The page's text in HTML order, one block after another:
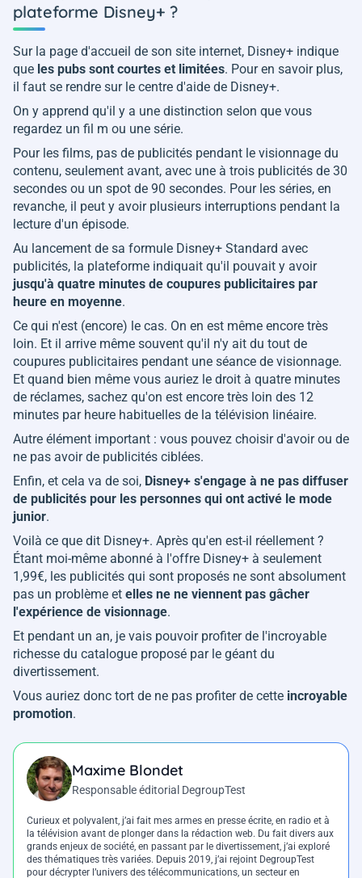
plateforme Disney+ ?
Sur la page d'accueil de son site internet, Disney+ indique
que les pubs sont courtes et limitées. Pour en savoir plus,
il faut se rendre sur le centre d'aide de Disney+.
On y apprend qu'il y a une distinction selon que vous
regardez un fil m ou une série.
Pour les films, pas de publicités pendant le visionnage du
contenu, seulement avant, avec une à trois publicités de 30
secondes ou un spot de 90 secondes. Pour les séries, en
revanche, il peut y avoir plusieurs interruptions pendant la
lecture d'un épisode.
Au lancement de sa formule Disney+ Standard avec
publicités, la plateforme indiquait qu'il pouvait y avoir
jusqu'à quatre minutes de coupures publicitaires par
heure en moyenne.
Ce qui n'est (encore) le cas. On en est même encore très
loin. Et il arrive même souvent qu'il n'y ait du tout de
coupures publicitaires pendant une séance de visionnage.
Et quand bien même vous auriez le droit à quatre minutes
de réclames, sachez qu'on est encore très loin des 12
minutes par heure habituelles de la télévision linéaire.
Autre élément important : vous pouvez choisir d'avoir ou de
ne pas avoir de publicités ciblées.
Enfin, et cela va de soi, Disney+ s'engage à ne pas diffuser
de publicités pour les personnes qui ont activé le mode
junior.
Voilà ce que dit Disney+. Après qu'en est-il réellement ?
Étant moi-même abonné à l'offre Disney+ à seulement
1,99€, les publicités qui sont proposés ne sont absolument
pas un problème et elles ne ne viennent pas gâcher
l'expérience de visionnage.
Et pendant un an, je vais pouvoir profiter de l'incroyable
richesse du catalogue proposé par le géant du
divertissement.
Vous auriez donc tort de ne pas profiter de cette incroyable
promotion.
Maxime Blondet
Responsable éditorial DegroupTest
Curieux et polyvalent, j’ai fait mes armes en presse écrite, en radio et à
la télévision avant de plonger dans la rédaction web. Du fait divers aux
grands enjeux de société, en passant par le divertissement, j’ai exploré
des thématiques très variées. Depuis 2019, j’ai rejoint DegroupTest
pour décrypter l’univers des télécommunications, un secteur en